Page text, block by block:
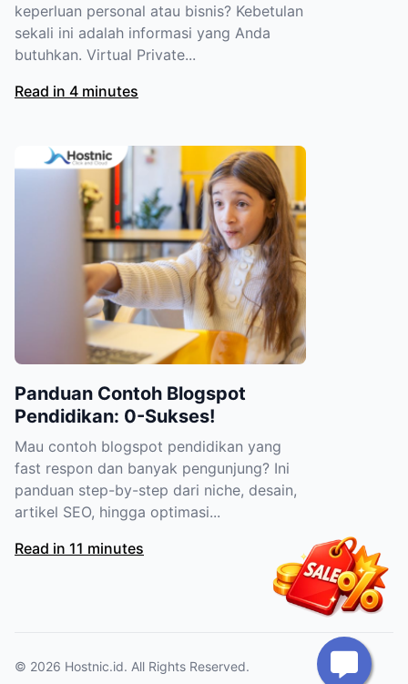
keperluan personal atau bisnis? Kebetulan
sekali ini adalah informasi yang Anda
butuhkan. Virtual Private...
Read in 4 minutes
Panduan Contoh Blogspot
Pendidikan: 0-Sukses!
Mau contoh blogspot pendidikan yang
fast respon dan banyak pengunjung? Ini
panduan step-by-step dari niche, desain,
artikel SEO, hingga optimasi...
Read in 11 minutes
© 2026 Hostnic.id. All Rights Reserved.